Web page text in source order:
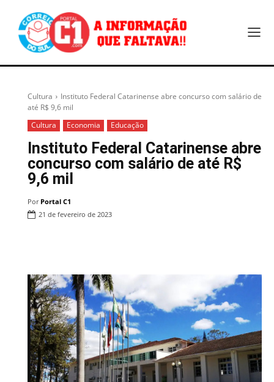
Cultura
Instituto Federal Catarinense abre concurso com salário de
até R$ 9,6 mil
Cultura
Economia Educação
Instituto Federal Catarinense abre
concurso com salário de até R$
9,6 mil
Por Portal C1
21 de fevereiro de 2023